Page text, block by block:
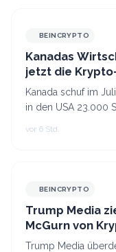
BEINCRYPTO
Kanadas
jetzt die
Kanada schuf im
in den USA 23.000
Divergenz für
vor 6 Std.
BEINCRYPTO
Trump Media
McGurn von
Trump Media